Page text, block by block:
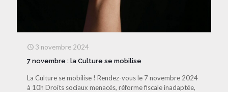
3 novembre 2024
7 novembre : la Culture se mobilise
La Culture se mobilise ! Rendez-vous le 7 novembre 2024
à 10h Droits sociaux menacés, réforme fiscale inadaptée,